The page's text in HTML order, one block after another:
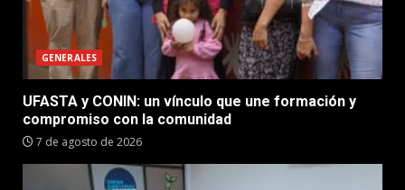
GENERALES
UFASTA y CONIN: un vínculo que une formación y
compromiso con la comunidad
7 de agosto de 2026